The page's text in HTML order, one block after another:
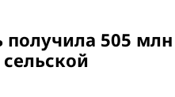
получила 505 млн